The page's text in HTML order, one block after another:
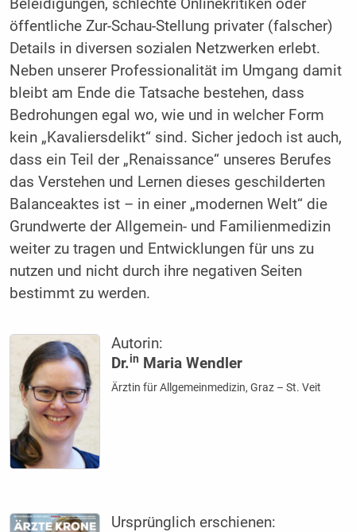
Beleidigungen, schlechte Onlinekritiken oder
öffentliche Zur-Schau-Stellung privater (falscher)
Details in diversen sozialen Netzwerken erlebt.
Neben unserer Professionalität im Umgang damit
bleibt am Ende die Tatsache bestehen, dass
Bedrohungen egal wo, wie und in welcher Form
kein „Kavaliersdelikt“ sind. Sicher jedoch ist auch,
dass ein Teil der „Renaissance“ unseres Berufes
das Verstehen und Lernen dieses geschilderten
Balanceaktes ist – in einer „modernen Welt“ die
Grundwerte der Allgemein- und Familienmedizin
weiter zu tragen und Entwicklungen für uns zu
nutzen und nicht durch ihre negativen Seiten
bestimmt zu werden.
Autorin:
Dr.in Maria Wendler
Ärztin für Allgemeinmedizin, Graz – St. Veit
Ursprünglich erschienen: